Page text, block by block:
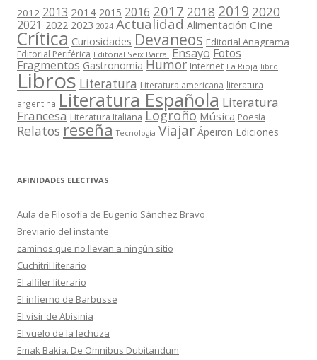
2012 2013 2014 2015 2016 2017 2018 2019 2020
2021 2022 2023 2024 Actualidad Alimentación Cine
Crítica Curiosidades Devaneos Editorial Anagrama
Editorial Periférica Editorial Seix Barral Ensayo Fotos
Fragmentos Gastronomía Humor Internet La Rioja libro
Libros Literatura Literatura americana literatura
argentina Literatura Española Literatura
Francesa Literatura Italiana Logroño Música Poesía
Relatos reseña Tecnología Viajar Ápeiron Ediciones
AFINIDADES ELECTIVAS
Aula de Filosofía de Eugenio Sánchez Bravo
Breviario del instante
caminos que no llevan a ningún sitio
Cuchitril literario
El alfiler literario
El infierno de Barbusse
El visir de Abisinia
El vuelo de la lechuza
Emak Bakia. De Omnibus Dubitandum